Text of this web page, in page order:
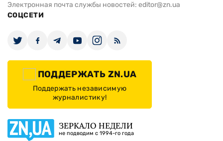
Электронная почта службы новостей: editor@zn.ua
СОЦСЕТИ
ПОДДЕРЖАТЬ ZN.UA
Поддержать независимую
журналистику!
ЗЕРКАЛО НЕДЕЛИ
не подводим с 1994-го года